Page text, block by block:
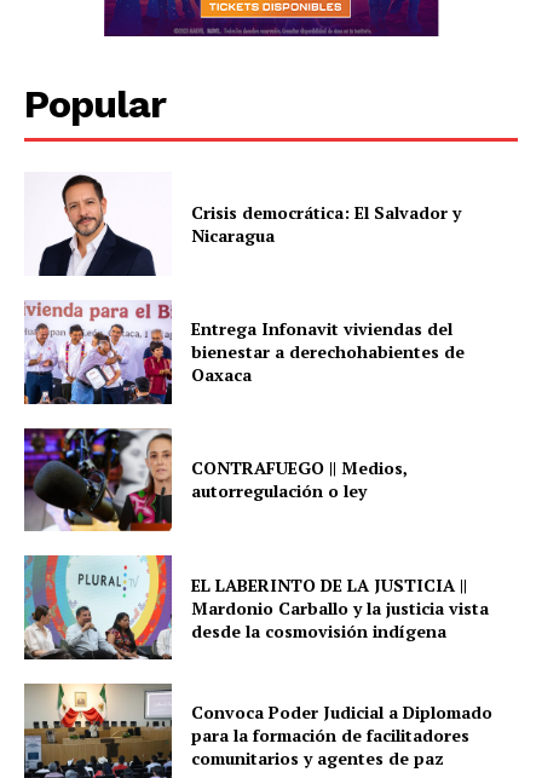
Popular
Crisis democrática: El Salvador y
Nicaragua
Entrega Infonavit viviendas del
bienestar a derechohabientes de
Oaxaca
CONTRAFUEGO || Medios,
autorregulación o ley
EL LABERINTO DE LA JUSTICIA ||
Mardonio Carballo y la justicia vista
desde la cosmovisión indígena
Convoca Poder Judicial a Diplomado
para la formación de facilitadores
comunitarios y agentes de paz